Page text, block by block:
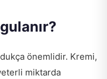
önemlidir. Kremi,
miktarda